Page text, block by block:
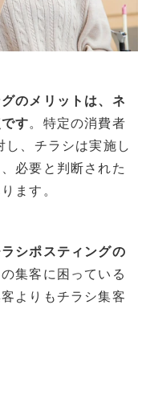
のメリットは、ネ
す。特定の消費者
、チラシは実施し
必要と判断された
ます。
シポスティングの
集客に困っている
よりもチラシ集客